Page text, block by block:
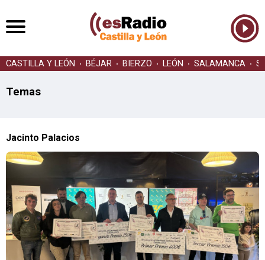
CASTILLA Y LEÓN BÉJAR BIERZO LEÓN SALAMANCA
Temas
Jacinto Palacios